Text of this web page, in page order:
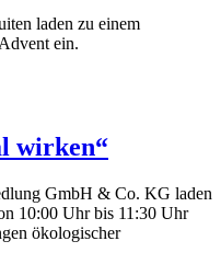
laden zu einem
ein.
wirken“
GmbH & Co. KG laden
10:00 Uhr bis 11:30 Uhr
ökologischer